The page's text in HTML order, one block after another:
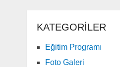
KATEGORILER
Eğitim Programı
Foto Galeri